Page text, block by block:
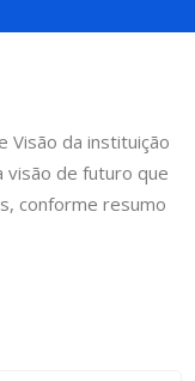
Visão da instituição
visão de futuro que
conforme resumo